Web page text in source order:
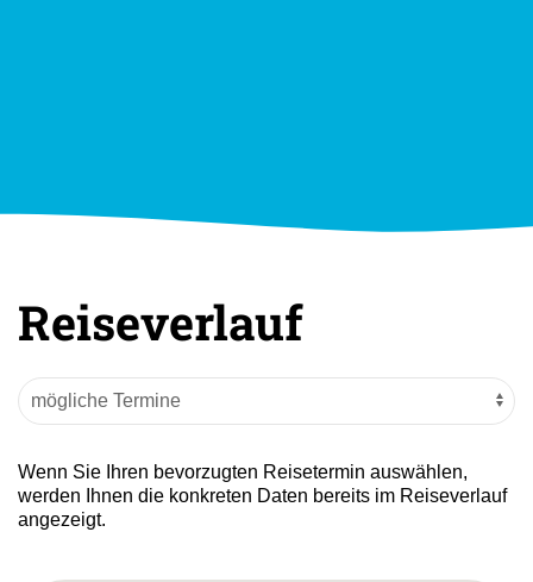
Reiseverlauf
Wenn Sie Ihren bevorzugten Reisetermin auswählen,
werden Ihnen die konkreten Daten bereits im Reiseverlauf
angezeigt.